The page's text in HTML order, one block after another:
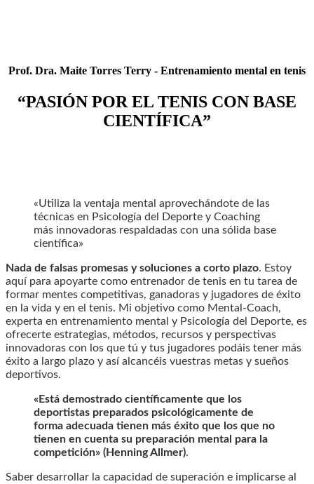
Prof. Dra. Maite Torres Terry - Entrenamiento mental en tenis
“PASIÓN POR EL TENIS CON BASE
CIENTÍFICA”
«Utiliza la ventaja mental aprovechándote de las
técnicas en Psicología del Deporte y Coaching
más innovadoras respaldadas con una sólida base
científica»
Nada de falsas promesas y soluciones a corto plazo. Estoy
aquí para apoyarte como entrenador de tenis en tu tarea de
formar mentes competitivas, ganadoras y jugadores de éxito
en la vida y en el tenis. Mi objetivo como Mental-Coach,
experta en entrenamiento mental y Psicología del Deporte, es
ofrecerte estrategias, métodos, recursos y perspectivas
innovadoras con los que tú y tus jugadores podáis tener más
éxito a largo plazo y así alcancéis vuestras metas y sueños
deportivos.
«Está demostrado científicamente que los
deportistas preparados psicológicamente de
forma adecuada tienen más éxito que los que no
tienen en cuenta su preparación mental para la
competición» (Henning Allmer).
Saber desarrollar la capacidad de superación e implicarse al